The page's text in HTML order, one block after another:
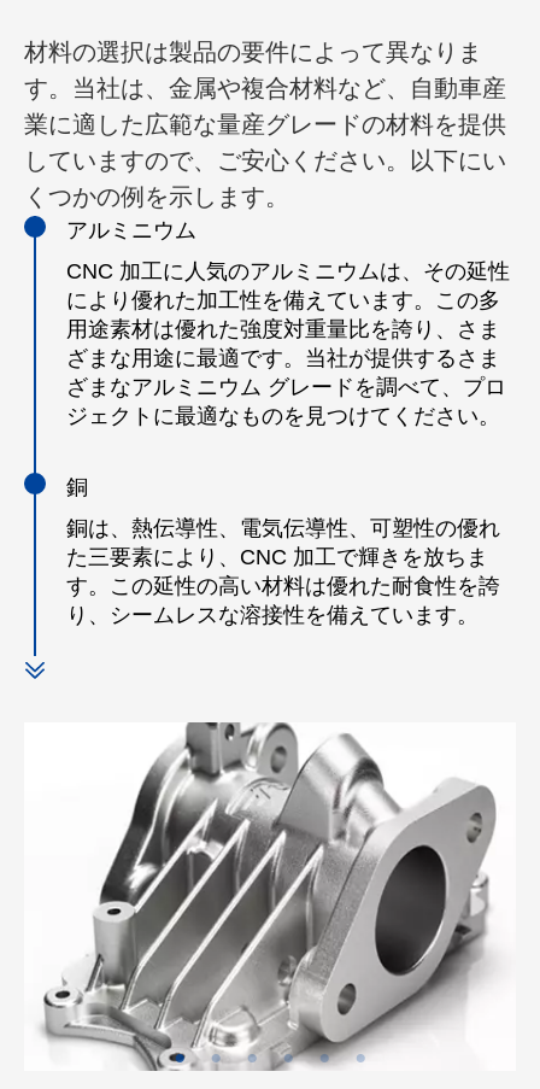
材料の選択は製品の要件によって異なりま
す。当社は、金属や複合材料など、自動車産
業に適した広範な量産グレードの材料を提供
していますので、ご安心ください。以下にい
くつかの例を示します。
アルミニウム
CNC 加工に人気のアルミニウムは、その延性
により優れた加工性を備えています。この多
用途素材は優れた強度対重量比を誇り、さま
ざまな用途に最適です。当社が提供するさま
ざまなアルミニウム グレードを調べて、プロ
ジェクトに最適なものを見つけてください。
銅
銅は、熱伝導性、電気伝導性、可塑性の優れ
た三要素により、CNC 加工で輝きを放ちま
す。この延性の高い材料は優れた耐食性を誇
り、シームレスな溶接性を備えています。